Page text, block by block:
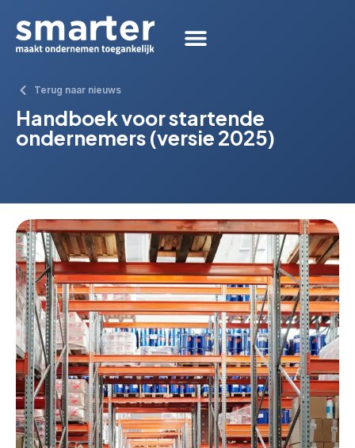
Terug naar nieuws
Handboek voor startende
ondernemers (versie 2025)